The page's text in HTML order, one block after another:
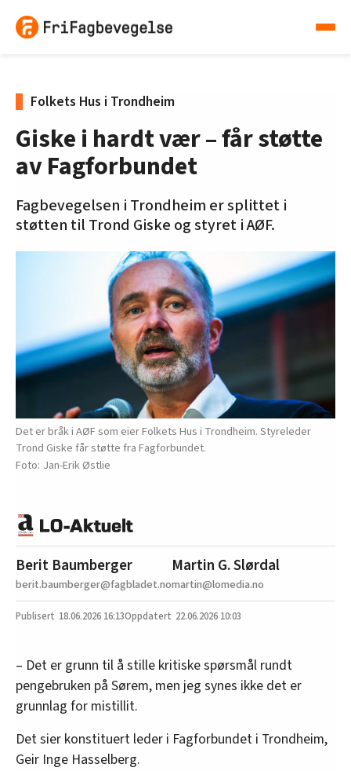
Folkets Hus i Trondheim
Giske i hardt vær – får støtte
av Fagforbundet
Fagbevegelsen i Trondheim er splittet i
støtten til Trond Giske og styret i AØF.
Det er bråk i AØF som eier Folkets Hus i Trondheim. Styreleder
Trond Giske får støtte fra Fagforbundet.
Jan-Erik Østlie
Berit Baumberger
berit.baumberger@fagbladet.no
Martin G. Slørdal
martin@lomedia.no
18.06.2026 16:13 22.06.2026 10:03
– Det er grunn til å stille kritiske spørsmål rundt
pengebruken på Sørem, men jeg synes ikke det er
grunnlag for mistillit.
Det sier konstituert leder i Fagforbundet i Trondheim,
Geir Inge Hasselberg.